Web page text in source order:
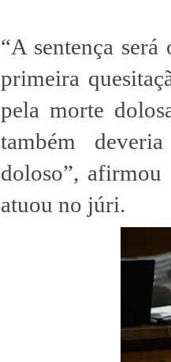
“A sentença
primeira
pela morte
também
doloso”,
atuou no júri.